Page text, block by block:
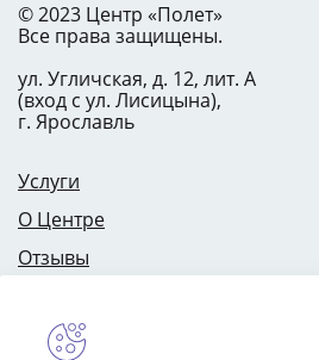
© 2023 Центр «Полет»
Все права защищены.
ул. Угличская, д. 12, лит. А
(вход с ул. Лисицына),
г. Ярославль
Услуги
О Центре
Отзывы
Специалисты